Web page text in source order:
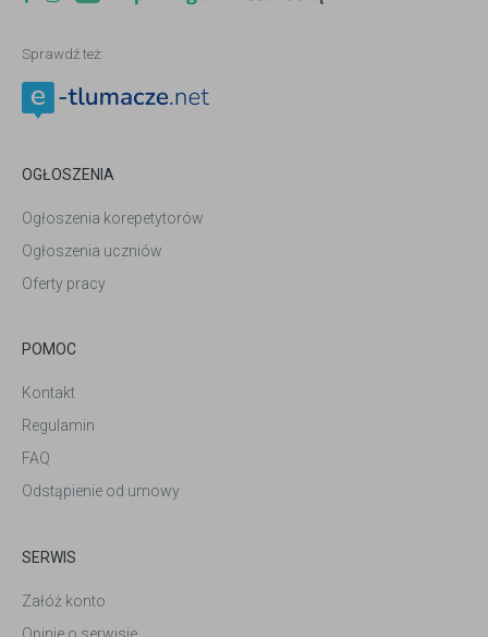
Sprawdź też:
OGŁOSZENIA
Ogłoszenia korepetytorów
Ogłoszenia uczniów
Oferty pracy
POMOC
Kontakt
Regulamin
FAQ
Odstąpienie od umowy
SERWIS
Załóż konto
Opinie o serwisie